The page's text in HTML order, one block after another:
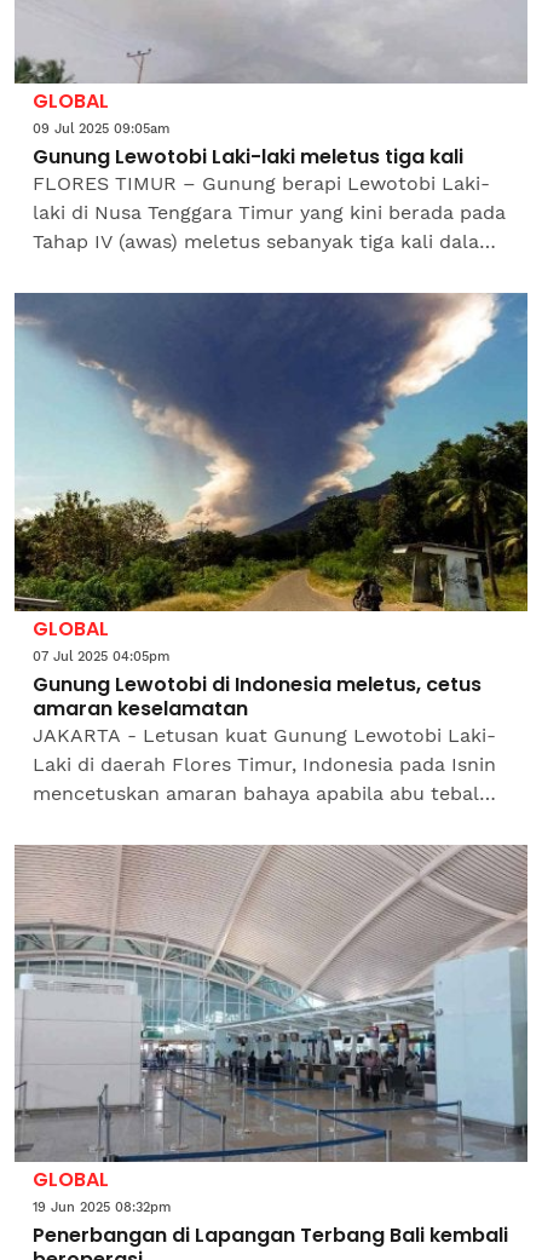
GLOBAL
09 Jul 2025 09:05am
Gunung Lewotobi Laki-laki meletus tiga kali
FLORES TIMUR – Gunung berapi Lewotobi Laki-
laki di Nusa Tenggara Timur yang kini berada pada
Tahap IV (awas) meletus sebanyak tiga kali dalam
mencetuskan...
GLOBAL
07 Jul 2025 04:05pm
Gunung Lewotobi di Indonesia meletus, cetus
amaran keselamatan
JAKARTA - Letusan kuat Gunung Lewotobi Laki-
Laki di daerah Flores Timur, Indonesia pada Isnin
mencetuskan amaran bahaya apabila abu tebal
penduduk...
GLOBAL
19 Jun 2025 08:32pm
Penerbangan di Lapangan Terbang Bali kembali